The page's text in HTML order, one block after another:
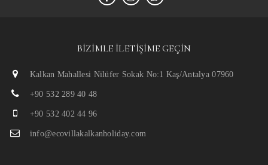
BIZIMLE İLETIŞIME GEÇIN
Kalkan Mahallesi Nilüfer Sokak No:1 Kaş/Antalya 07960
+90 532 289 40 48
+90 532 402 44 96
info@ecovillakalkanholiday.com